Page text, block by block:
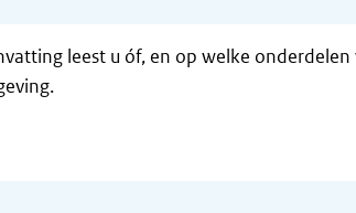
leest u óf, en op welke